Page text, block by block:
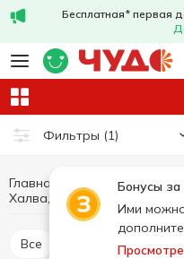
Бесплатная* первая
Фильтры (1)
Бонусы
Ими
Главная Сладости
Халва, пишманье
Халва,
Все Пахлава